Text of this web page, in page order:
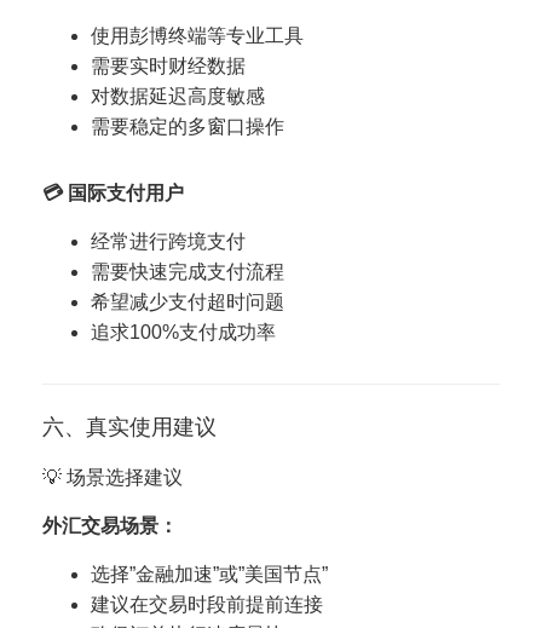
使用彭博终端等专业工具
需要实时财经数据
对数据延迟高度敏感
需要稳定的多窗口操作
💳 国际支付用户
经常进行跨境支付
需要快速完成支付流程
希望减少支付超时问题
追求100%支付成功率
六、真实使用建议
💡 场景选择建议
外汇交易场景：
选择”金融加速”或”美国节点”
建议在交易时段前提前连接